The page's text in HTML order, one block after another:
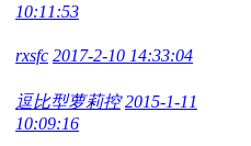
10:11:53
rxsfc 2017-2-10 14:33:04
逗比型萝莉控 2015-1-11
10:09:16